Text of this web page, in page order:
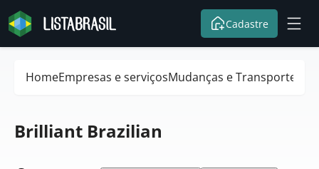
Cadastre
HomeEmpresas e serviçosMudanças e Transportes
Brilliant Brazilian